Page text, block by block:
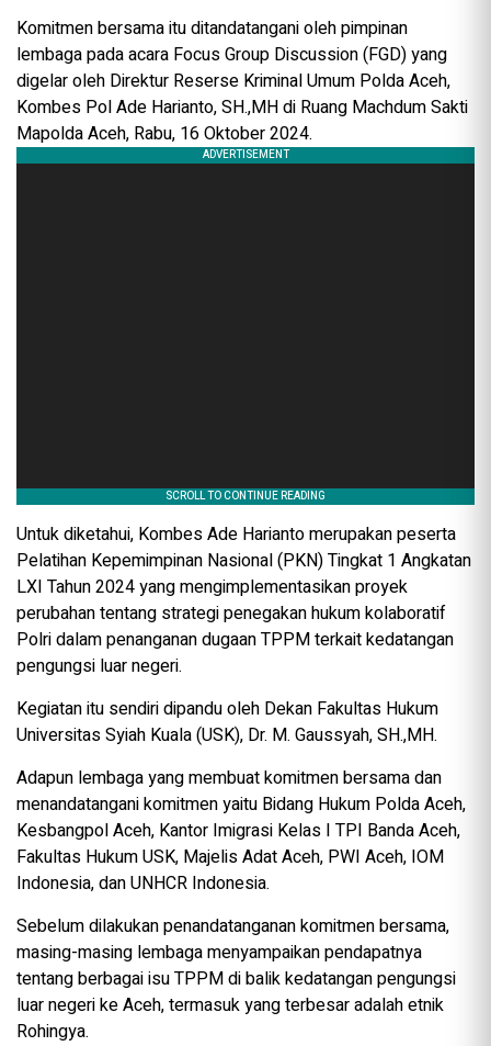
Komitmen bersama itu ditandatangani oleh pimpinan
lembaga pada acara Focus Group Discussion (FGD) yang
digelar oleh Direktur Reserse Kriminal Umum Polda Aceh,
Kombes Pol Ade Harianto, SH.,MH di Ruang Machdum Sakti
Mapolda Aceh, Rabu, 16 Oktober 2024.
Untuk diketahui, Kombes Ade Harianto merupakan peserta
Pelatihan Kepemimpinan Nasional (PKN) Tingkat 1 Angkatan
LXI Tahun 2024 yang mengimplementasikan proyek
perubahan tentang strategi penegakan hukum kolaboratif
Polri dalam penanganan dugaan TPPM terkait kedatangan
pengungsi luar negeri.
Kegiatan itu sendiri dipandu oleh Dekan Fakultas Hukum
Universitas Syiah Kuala (USK), Dr. M. Gaussyah, SH.,MH.
Adapun lembaga yang membuat komitmen bersama dan
menandatangani komitmen yaitu Bidang Hukum Polda Aceh,
Kesbangpol Aceh, Kantor Imigrasi Kelas I TPI Banda Aceh,
Fakultas Hukum USK, Majelis Adat Aceh, PWI Aceh, IOM
Indonesia, dan UNHCR Indonesia.
Sebelum dilakukan penandatanganan komitmen bersama,
masing-masing lembaga menyampaikan pendapatnya
tentang berbagai isu TPPM di balik kedatangan pengungsi
luar negeri ke Aceh, termasuk yang terbesar adalah etnik
Rohingya.